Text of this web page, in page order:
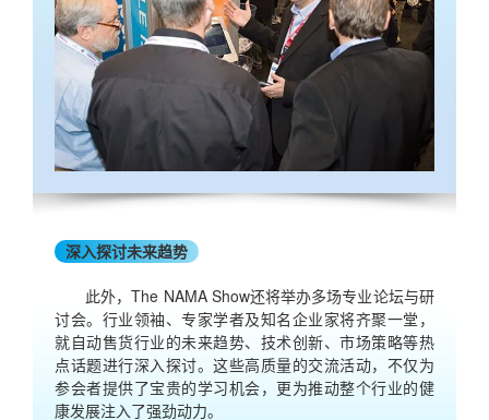
深入探讨未来趋势
此外，The NAMA Show还将举办多场专业论坛与研
讨会。行业领袖、专家学者及知名企业家将齐聚一堂，
就自动售货行业的未来趋势、技术创新、市场策略等热
点话题进行深入探讨。这些高质量的交流活动，不仅为
参会者提供了宝贵的学习机会，更为推动整个行业的健
康发展注入了强劲动力。